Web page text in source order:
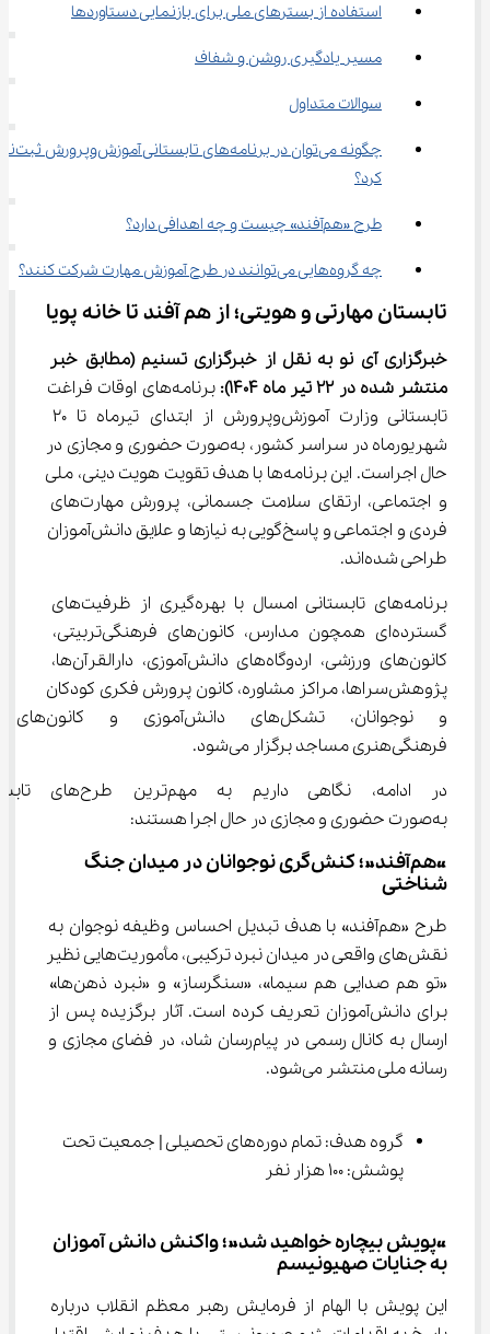
استفاده از بسترهای ملی برای بازنمایی دستاوردها
مسیر یادگیری روشن و شفاف
سوالات متداول
چگونه می‌توان در برنامه‌های
کرد؟
طرح «هم‌آفند» چیست و چه اهدافی دارد؟
چه گروه‌هایی می‌توانند در طرح آموزش مهارت شرکت کنند؟
تابستان مهارتی و هویتی؛ از هم آفند تا خانه پویا
خبرگزاری آی نو به نقل از خبرگزاری تسنیم (مطابق خبر
منتشر شده در 22 تیر ماه 1404):
برنامه‌های اوقات فراغت
شهریورماه در سراسر کشور، به‌صورت حضوری و مجازی در
حال اجراست. این برنامه‌ها با هدف تقویت هویت دینی، ملی
و اجتماعی، ارتقای سلامت جسمانی، پرورش مهارت‌های
فردی و اجتماعی و پاسخ‌گویی به نیازها و علایق دانش‌آموزان
طراحی شده‌اند.
برنامه‌های تابستانی امسال با بهره‌گیری از ظرفیت‌های
گسترده‌ای همچون مدارس، کانون‌های فرهنگی‌تربیتی،
کانون‌های ورزشی، اردوگاه‌های دانش‌آموزی، دارالقرآن‌ها،
پژوهش‌سراها، مراکز مشاوره، کانون پرورش فکری کودکان
و نوجوانان، تشکل‌های دانش‌آموزی و کانون‌های
فرهنگی‌هنری مساجد برگزار می‌شود.
در ادامه، نگاهی داریم به
به‌صورت حضوری و مجازی در حال اجرا هستند:
«هم‌آفند»؛ کنش‌گری نوجوانان در میدان جنگ
شناختی
طرح «هم‌آفند» با هدف تبدیل احساس وظیفه نوجوان به
نقش‌های واقعی در میدان نبرد ترکیبی، مأموریت‌هایی نظیر
«تو هم صدایی هم سیما»، «سنگرساز» و «نبرد ذهن‌ها»
برای دانش‌آموزان تعریف کرده است. آثار برگزیده پس از
ارسال به کانال رسمی در پیام‌رسان شاد، در فضای مجازی و
رسانه ملی منتشر می‌شود.
گروه هدف: تمام دوره‌های تحصیلی | جمعیت تحت
پوشش: 100 هزار نفر
«پویش بیچاره خواهید شد»؛ واکنش دانش آموزان
به جنایات صهیونیسم
این پویش با الهام از فرمایش رهبر معظم انقلاب درباره